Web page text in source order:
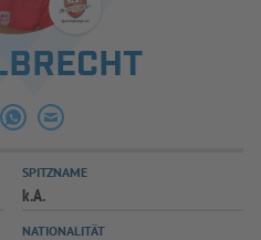
SPIELPLUS
SPITZNAME
k.A.
NATIONALITÄT